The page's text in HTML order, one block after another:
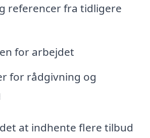
referencer fra tidligere
for arbejdet
for rådgivning og
at indhente flere tilbud